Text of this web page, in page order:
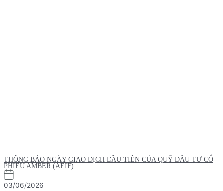
THÔNG BÁO NGÀY GIAO DỊCH ĐẦU TIÊN CỦA QUỸ ĐẦU TƯ CỔ
PHIẾU AMBER (AEIF)
03/06/2026